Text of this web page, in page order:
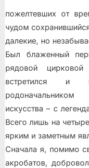
пожелтевших от
чудом
далекие, но
Был блаженный
рядовой
встретился и
искусства – с
Всего лишь на
ярким и заметным
Сначала я, помимо
акробатов,